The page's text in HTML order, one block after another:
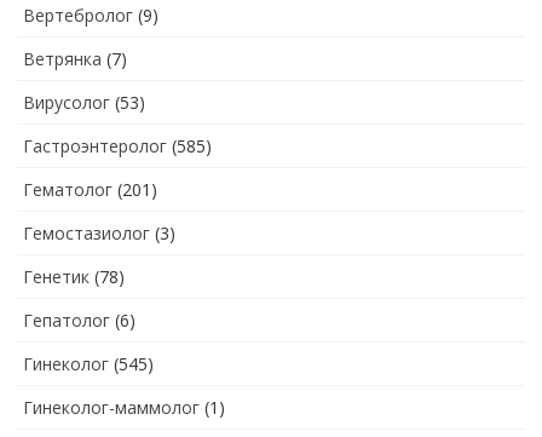
Вертебролог (9)
Ветрянка (7)
Вирусолог (53)
Гастроэнтеролог (585)
Гематолог (201)
Гемостазиолог (3)
Генетик (78)
Гепатолог (6)
Гинеколог (545)
Гинеколог-маммолог (1)